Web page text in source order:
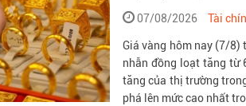
07/08/2026 Tài
Giá vàng hôm nay (7/8)
nhẫn đồng loạt tăng từ
tăng của thị trường
phá lên mức cao nhất